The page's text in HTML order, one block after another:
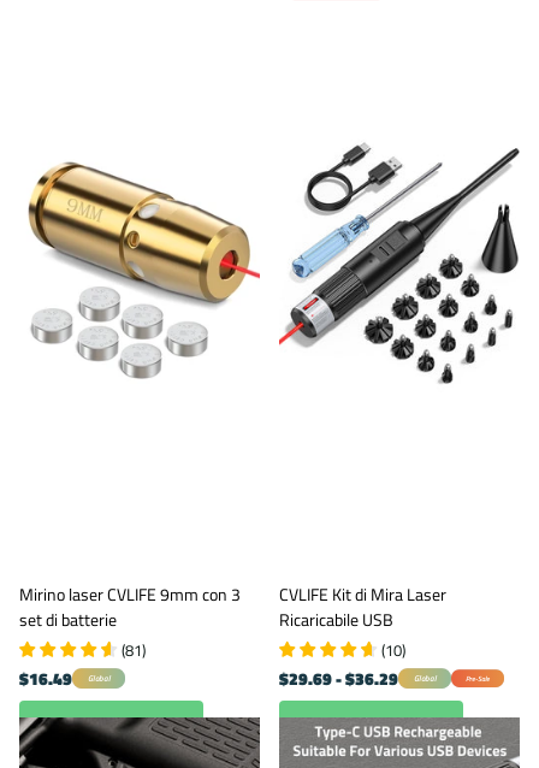
Mirino laser CVLIFE 9mm con 3
set di batterie
(81)
$16.49 Global
Visualizza opzioni
CVLIFE Kit di Mira Laser
Ricaricabile USB
(10)
$29.69- $36.29 Global Pre-Sale
Visualizza opzioni